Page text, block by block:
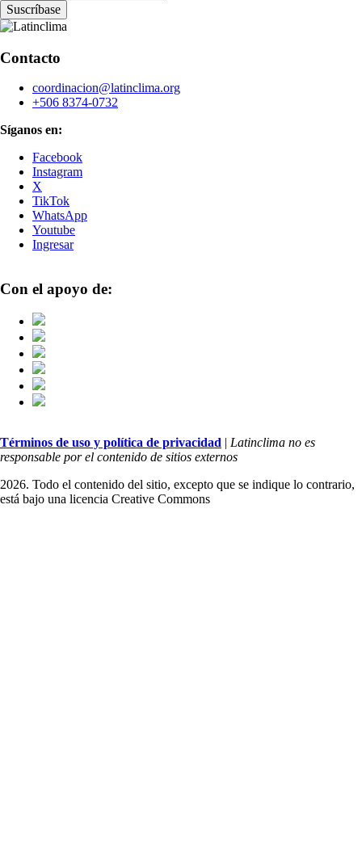
Contacto
coordinacion@latinclima.org
+506 8374-0732
Síganos en:
Facebook
Instagram
X
TikTok
WhatsApp
Youtube
Ingresar
Con el apoyo de:
Términos de uso y política de privacidad | Latinclima no es
responsable por el contenido de sitios externos
2026. Todo el contenido del sitio, excepto que se indique lo contrario,
está bajo una licencia Creative Commons